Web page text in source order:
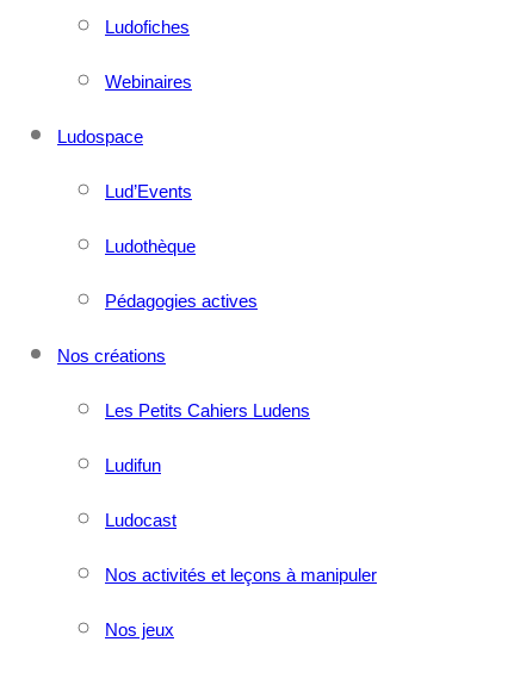
Ludofiches
Webinaires
Ludospace
Lud’Events
Ludothèque
Pédagogies actives
Nos créations
Les Petits Cahiers Ludens
Ludifun
Ludocast
Nos activités et leçons à manipuler
Nos jeux